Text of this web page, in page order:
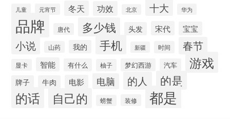
儿童 元宵节 冬天 功效 北京 十大 华为
品牌 唐代 多少钱 头发 宋代 宝宝
小说 山药 我的 手机 新疆 时间 春节
显卡 智能 有什么 柚子 梦幻西游 汽车 游戏
牌子 牛肉 电影 电脑 的人 的是
的话 自己的 螃蟹 装修 都是